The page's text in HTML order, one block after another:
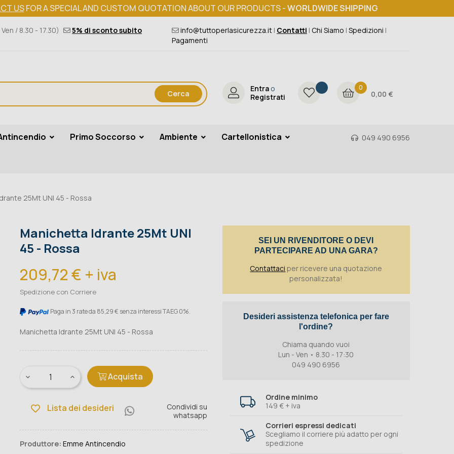
USFOR A SPECIAL AND CUSTOM QUOTATION ABOUT OUR PRODUCTS -WORLDWIDE SHIPPING
/ 8.30 - 17.30) 5% di sconto subito info@tuttoperlasicurezza.it | Contatti | Chi Siamo | Spedizioni |
Pagamenti
Cerca
Entra o
Registrati
0
0,00 €
Primo Soccorso Ambiente Cartellonistica 049 490 6956
25Mt UNI 45 - Rossa
Manichetta Idrante 25Mt UNI
45 - Rossa
209,72 € + iva
Spedizione con Corriere
Paga in 3 rate da 85,29 € senza interessi TAEG 0%.
Manichetta Idrante 25Mt UNI 45 - Rossa
Acquista
Lista dei desideri
Condividi su
whatsapp
Produttore: Emme Antincendio
SEI UN RIVENDITORE O DEVI
PARTECIPARE AD UNA GARA?
Contattaci per ricevere una quotazione
personalizzata!
Desideri assistenza telefonica per fare
l'ordine?
Chiama quando vuoi
Lun - Ven • 8.30 - 17:30
049 490 6956
Ordine minimo
149 € + iva
Corrieri espressi dedicati
Scegliamo il corriere più adatto per ogni
spedizione